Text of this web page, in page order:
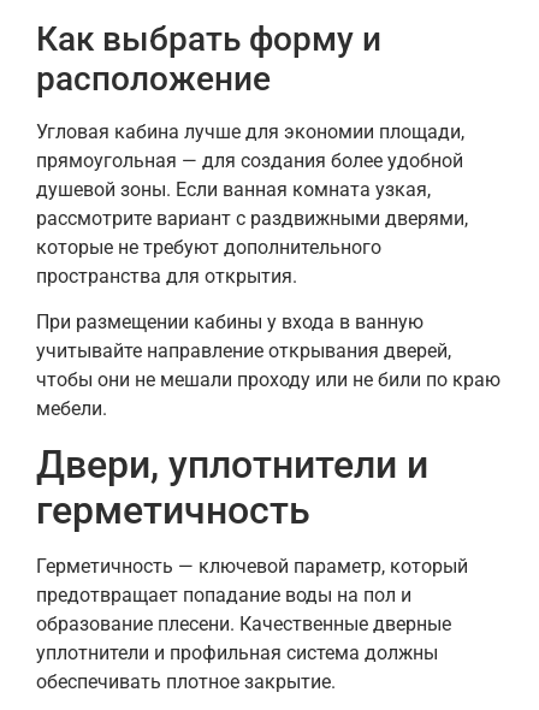
Как выбрать форму и
расположение
Угловая кабина лучше для экономии площади,
прямоугольная — для создания более удобной
душевой зоны. Если ванная комната узкая,
рассмотрите вариант с раздвижными дверями,
которые не требуют дополнительного
пространства для открытия.
При размещении кабины у входа в ванную
учитывайте направление открывания дверей,
чтобы они не мешали проходу или не били по краю
мебели.
Двери, уплотнители и
герметичность
Герметичность — ключевой параметр, который
предотвращает попадание воды на пол и
образование плесени. Качественные дверные
уплотнители и профильная система должны
обеспечивать плотное закрытие.